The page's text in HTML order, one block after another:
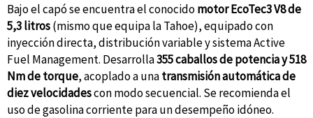
Bajo el capó se encuentra el conocidomotor EcoTec3 V8 de
5,3 litros(mismo que equipa la Tahoe), equipado con
inyección directa, distribución variable y sistema Active
Fuel Management. Desarrolla355 caballos de potencia y 518
Nm de torque, acoplado a unatransmisión automática de
diez velocidadescon modo secuencial. Se recomienda el
uso de gasolina corriente para un desempeño idóneo.